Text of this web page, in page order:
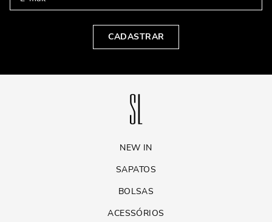
CADASTRAR
NEW IN
SAPATOS
BOLSAS
ACESSÓRIOS